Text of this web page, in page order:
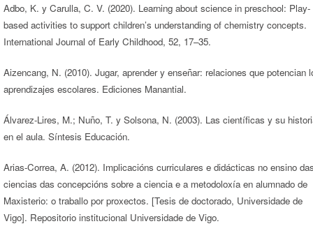
Adbo, K. y Carulla, C. V. (2020). Learning about science in preschool: Play-
based activities to support children’s understanding of chemistry concepts.
International Journal of Early Childhood, 52, 17–35.
Aizencang, N. (2010). Jugar, aprender y enseñar: relaciones que potencian
aprendizajes escolares. Ediciones Manantial.
Álvarez-Lires, M.; Nuño, T. y Solsona, N. (2003). Las científicas y su
en el aula. Síntesis Educación.
Arias-Correa, A. (2012). Implicacións curriculares e didácticas no ensino
ciencias das concepcións sobre a ciencia e a metodoloxía en alumnado de
Maxisterio: o traballo por proxectos. [Tesis de doctorado, Universidade de
Vigo]. Repositorio institucional Universidade de Vigo.